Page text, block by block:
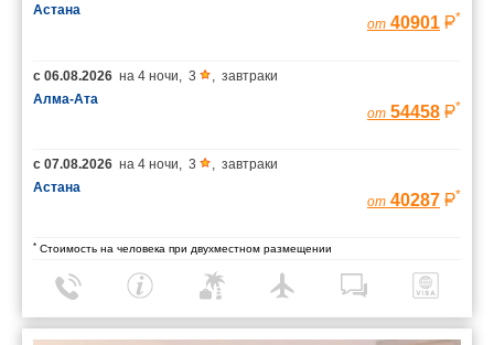
Астана
от 40901 *
с 06.08.2026 на 4 ночи, 3 , завтраки
Алма-Ата
от 54458 *
с 07.08.2026 на 4 ночи, 3 , завтраки
Астана
от 40287 *
* Стоимость на человека при двухместном размещении